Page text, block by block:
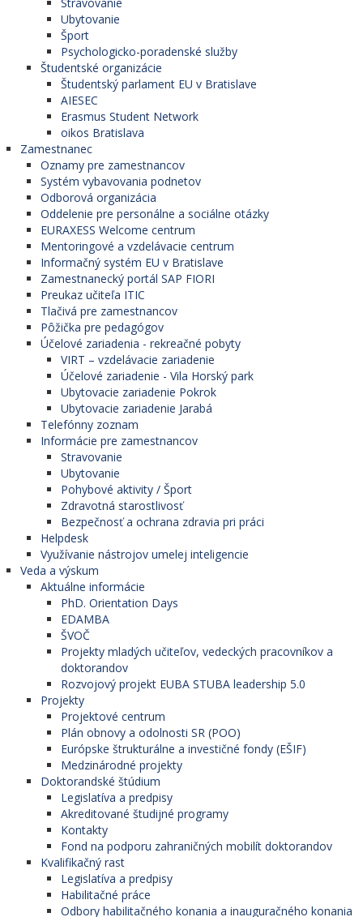
Ubytovanie
Šport
Psychologicko-poradenské služby
Študentské organizácie
Študentský parlament EU v Bratislave
AIESEC
Erasmus Student Network
oikos Bratislava
Zamestnanec
Oznamy pre zamestnancov
Systém vybavovania podnetov
Odborová organizácia
Oddelenie pre personálne a sociálne otázky
EURAXESS Welcome centrum
Mentoringové a vzdelávacie centrum
Informačný systém EU v Bratislave
Zamestnanecký portál SAP FIORI
Preukaz učiteľa ITIC
Tlačivá pre zamestnancov
Pôžička pre pedagógov
Účelové zariadenia - rekreačné pobyty
VIRT – vzdelávacie zariadenie
Účelové zariadenie - Vila Horský park
Ubytovacie zariadenie Pokrok
Ubytovacie zariadenie Jarabá
Telefónny zoznam
Informácie pre zamestnancov
Stravovanie
Ubytovanie
Pohybové aktivity / Šport
Zdravotná starostlivosť
Bezpečnosť a ochrana zdravia pri práci
Helpdesk
Využívanie nástrojov umelej inteligencie
Veda a výskum
Aktuálne informácie
PhD. Orientation Days
EDAMBA
ŠVOČ
Projekty mladých učiteľov, vedeckých pracovníkov a
doktorandov
Rozvojový projekt EUBA STUBA leadership 5.0
Projekty
Projektové centrum
Plán obnovy a odolnosti SR (POO)
Európske štrukturálne a investičné fondy (EŠIF)
Medzinárodné projekty
Doktorandské štúdium
Legislatíva a predpisy
Akreditované študijné programy
Kontakty
Fond na podporu zahraničných mobilít doktorandov
Kvalifikačný rast
Legislatíva a predpisy
Habilitačné práce
Odbory habilitačného konania a inauguračného konania